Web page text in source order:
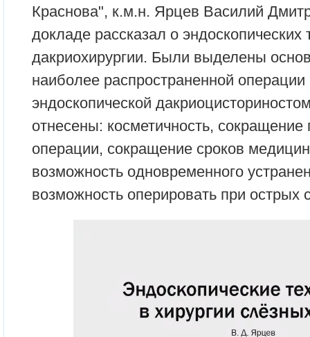
Краснова", к.м.н. Ярцев Василий
докладе рассказал о эндоскопических
дакриохирургии. Были выделены
наиболее распространенной операции
эндоскопической
отнесены: косметичность,
операции, сокращение сроков
возможность одновременного
возможность оперировать при острых